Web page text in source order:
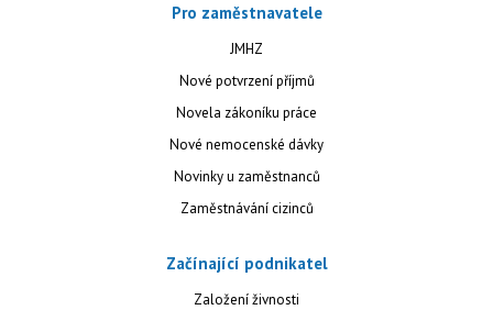
Pro zaměstnavatele
JMHZ
Nové potvrzení příjmů
Novela zákoníku práce
Nové nemocenské dávky
Novinky u zaměstnanců
Zaměstnávání cizinců
Začínající podnikatel
Založení živnosti